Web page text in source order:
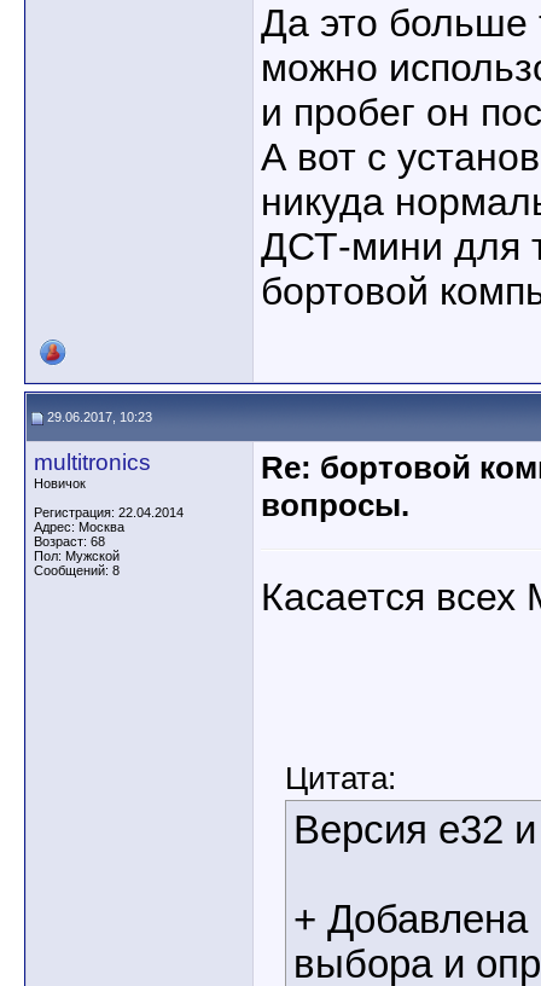
Да это больше
можно
и пробег он
А вот с
никуда
ДСТ-мини для
бортовой
29.06.2017, 10:23
multitronics
Новичок
Регистрация: 22.04.2014
Адрес: Москва
Возраст: 68
Пол: Мужской
Сообщений: 8
Re: бортовой
вопросы.
Касается
Цитата:
Версия e32
+ Добавлена
выбора и